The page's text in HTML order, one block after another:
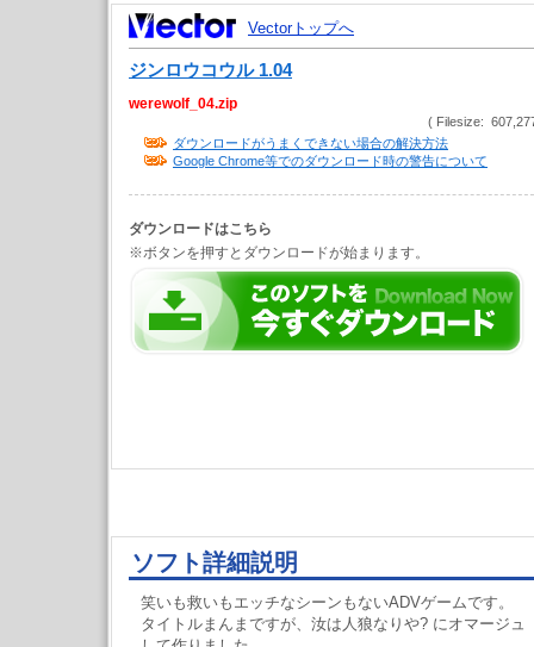
Vectorトップへ
ジンロウコウル 1.04
werewolf_04.zip
( Filesize:
ダウンロードがうまくできない場合の解決方法
Google Chrome等でのダウンロード時の警告について
ダウンロードはこちら
※ボタンを押すとダウンロードが始まります。
ソフト詳細説明
笑いも救いもエッチなシーンもないADVゲームです。
タイトルまんまですが、汝は人狼なりや? にオマージュ